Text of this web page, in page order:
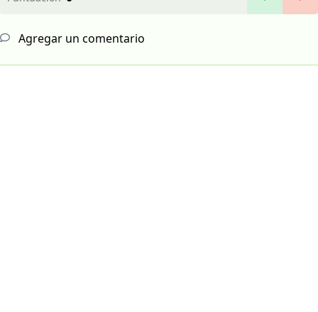
Agregar un comentario